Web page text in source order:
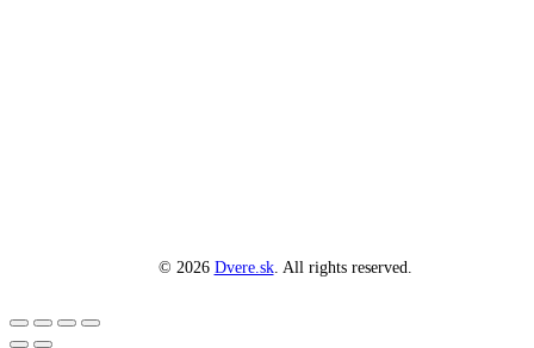
© 2026 Dvere.sk. All rights reserved.